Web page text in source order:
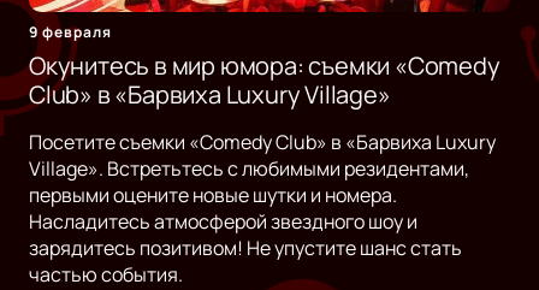
9 февраля
Окунитесь в мир юмора: съемки «Comedy
Club» в «Барвиха Luxury Village»
Посетите съемки «Comedy Club» в «Барвиха Luxury
Village». Встретьтесь с любимыми резидентами,
первыми оцените новые шутки и номера.
Насладитесь атмосферой звездного шоу и
зарядитесь позитивом! Не упустите шанс стать
частью события.